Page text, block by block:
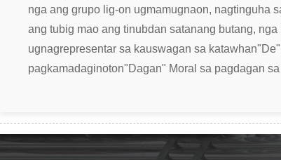
nga ang grupo lig-on ugmamugnaon, nagtinguha
ang tubig mao ang tinubdan satanang butang,
ugnagrepresentar sa kauswagan sa katawhan
pagkamadaginoton"Dagan" Moral sa pagdagan